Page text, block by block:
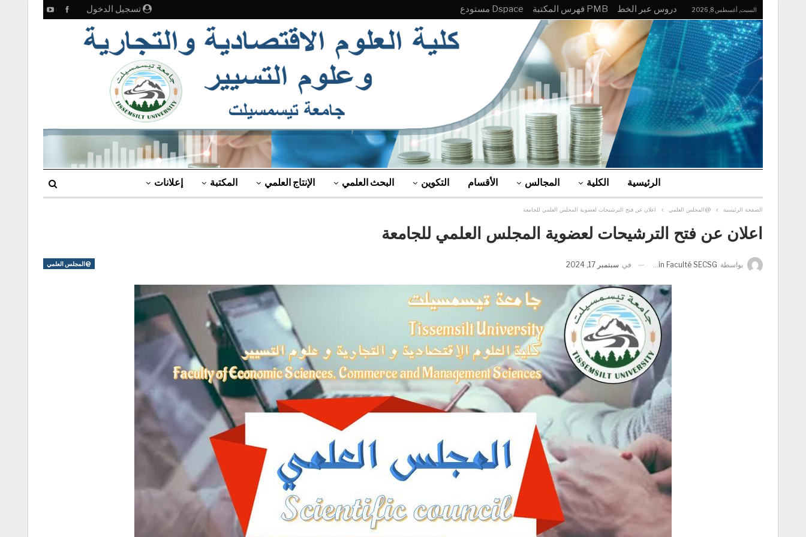
تسجيل الدخول السبت, أغسطس 8, 2026 دروس عبر الخط PMB فهرس المكتبة Dspace مستودع
الرئيسية الكلية المجالس الأقسام التكوين البحث العلمي الإنتاج العلمي المكتبة إعلانات
الصفحة الرئيسية @المجلس العلمي اعلان عن فتح الترشيحات لعضوية المجلس العلمي للجامعة
اعلان عن فتح الترشيحات لعضوية المجلس العلمي للجامعة
@المجلس العلمي بواسطة Admin Faculté SECSG في سبتمبر 17, 2024